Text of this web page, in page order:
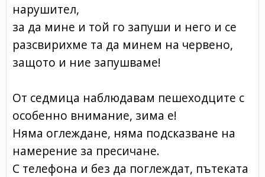
нарушител,
за да мине и той го запуши и него и се
разсвирихме та да минем на червено,
защото и ние запушваме!
От седмица наблюдавам пешеходците с
особенно внимание, зима е!
Няма оглеждане, няма подсказване на
намерение за пресичане.
С телефона и без да поглеждат, пътеката